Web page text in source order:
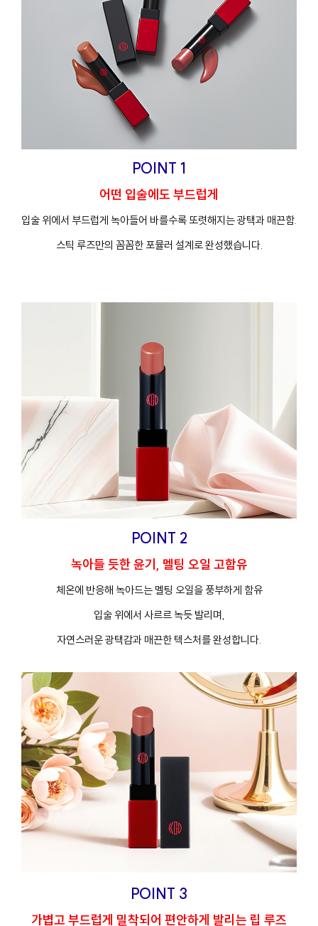
클렌징
POINT 1
어떤 입술에도 부드럽게
입술 위에서 부드럽게 녹아들어 바를수록 또렷해지는 광택과 매끈함.
스틱 루즈만의 꼼꼼한 포뮬러 설계로 완성했습니다.
POINT 2
녹아들 듯한 윤기, 멜팅 오일 고함유
체온에 반응해 녹아드는 멜팅 오일을 풍부하게 함유
입술 위에서 사르르 녹듯 발리며,
자연스러운 광택감과 매끈한 텍스처를 완성합니다.
POINT 3
가볍고 부드럽게 밀착되어 편안하게 발리는 립 루즈